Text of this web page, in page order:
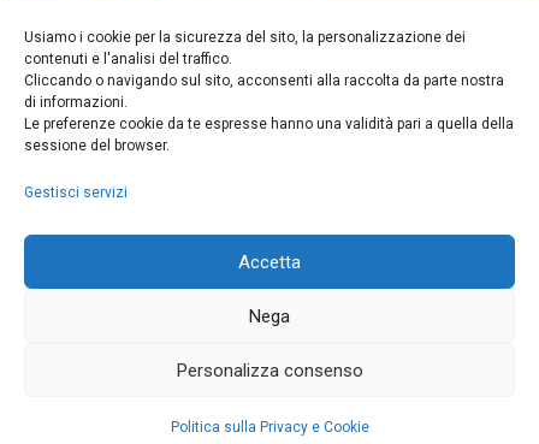
Usiamo i cookie per la sicurezza del sito, la personalizzazione dei
contenuti e l'analisi del traffico.
Cliccando o navigando sul sito, acconsenti alla raccolta da parte nostra
di informazioni.
Le preferenze cookie da te espresse hanno una validità pari a quella della
sessione del browser.
Gestisci servizi
Accetta
Nega
Personalizza consenso
Politica sulla Privacy e Cookie
Contatti
Centralino0963 375235
protocollo@pec.conservatoriovibovalentia.it